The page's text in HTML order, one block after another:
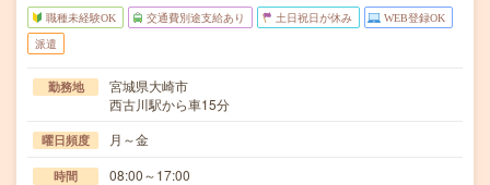
職種未経験OK 交通費別途支給あり 土日祝日が休み WEB登録OK
派遣
勤務地
宮城県大崎市
西古川駅から車15分
曜日頻度 月～金
時間 08:00～17:00